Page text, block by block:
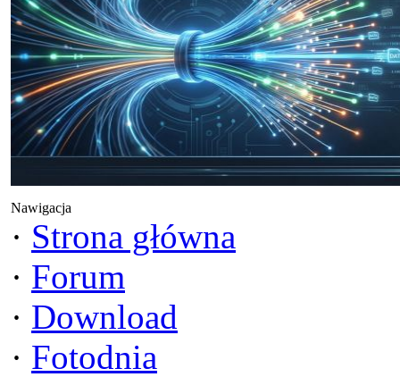
Nawigacja
· Strona główna
· Forum
· Download
· Fotodnia